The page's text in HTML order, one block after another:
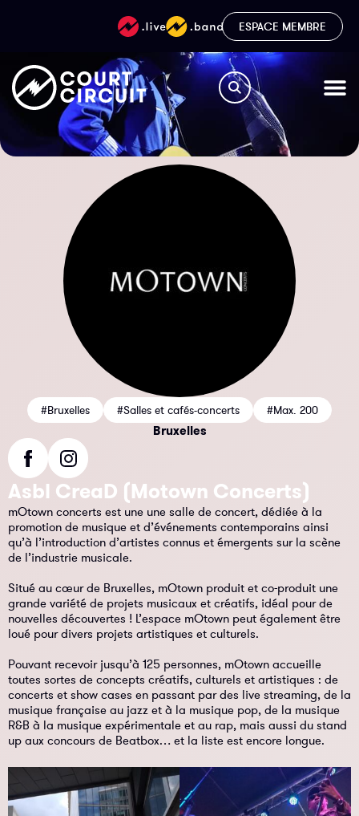
ESPACE MEMBRE
#Bruxelles #Salles et cafés-concerts #Max. 200
Bruxelles
Asbl CreaD (Motown Concerts)
mOtown concerts est une une salle de concert, dédiée à la
promotion de musique et d’événements contemporains ainsi
qu’à l’introduction d’artistes connus et émergents sur la scène
de l’industrie musicale.
Situé au cœur de Bruxelles, mOtown produit et co-produit une
grande variété de projets musicaux et créatifs, idéal pour de
nouvelles découvertes ! L’espace mOtown peut également être
loué pour divers projets artistiques et culturels.
Pouvant recevoir jusqu’à 125 personnes, mOtown accueille
toutes sortes de concepts créatifs, culturels et artistiques : de
concerts et show cases en passant par des live streaming, de la
musique française au jazz et à la musique pop, de la musique
R&B à la musique expérimentale et au rap, mais aussi du stand
up aux concours de Beatbox… et la liste est encore longue.